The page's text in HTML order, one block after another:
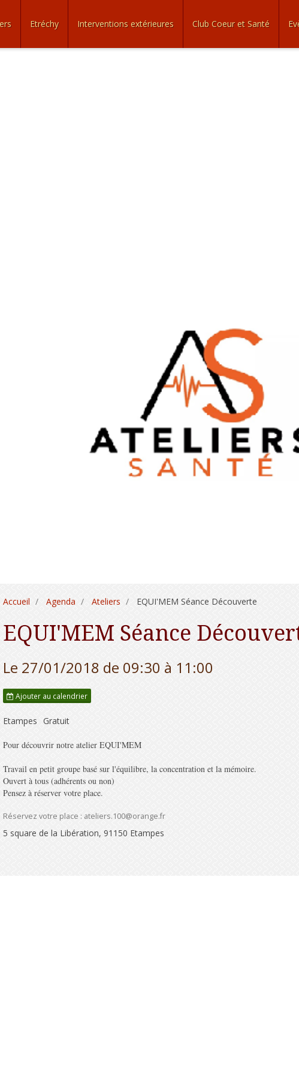
Etréchy Interventions extérieures Club Coeur et Santé
Accueil Agenda Ateliers EQUI'MEM Séance Découverte
EQUI'MEM Séance
Le 27/01/2018de 09:30à 11:00
Ajouter au calendrier
Etampes Gratuit
Pour découvrir notre atelier EQUI'MEM
Travail en petit groupe basé sur l'équilibre, la concentration et la mémoire.
Ouvert à tous (adhérents ou non)
Pensez à réserver votre place.
Réservez votre place : ateliers.100@orange.fr
5 square de la Libération, 91150 Etampes